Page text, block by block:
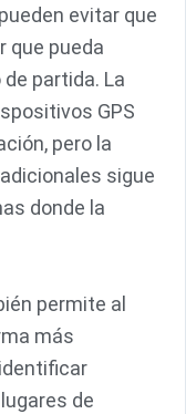
evitar que
que pueda
partida. La
GPS
pero la
sigue
donde la
permite al
más
de